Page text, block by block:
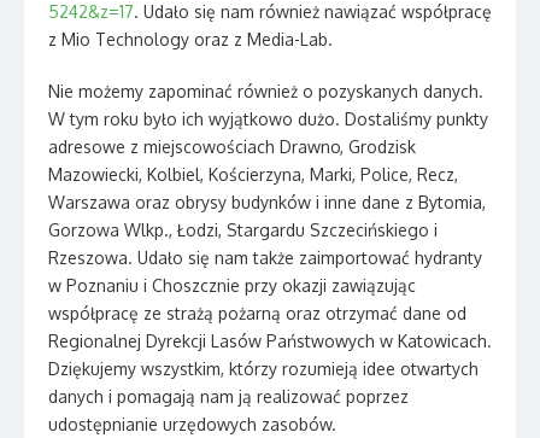
5242&z=17. Udało się nam również nawiązać współpracę
z Mio Technology oraz z Media-Lab.
Nie możemy zapominać również o pozyskanych danych.
W tym roku było ich wyjątkowo dużo. Dostaliśmy punkty
adresowe z miejscowościach Drawno, Grodzisk
Mazowiecki, Kolbiel, Kościerzyna, Marki, Police, Recz,
Warszawa oraz obrysy budynków i inne dane z Bytomia,
Gorzowa Wlkp., Łodzi, Stargardu Szczecińskiego i
Rzeszowa. Udało się nam także zaimportować hydranty
w Poznaniu i Choszcznie przy okazji zawiązując
współpracę ze strażą pożarną oraz otrzymać dane od
Regionalnej Dyrekcji Lasów Państwowych w Katowicach.
Dziękujemy wszystkim, którzy rozumieją idee otwartych
danych i pomagają nam ją realizować poprzez
udostępnianie urzędowych zasobów.